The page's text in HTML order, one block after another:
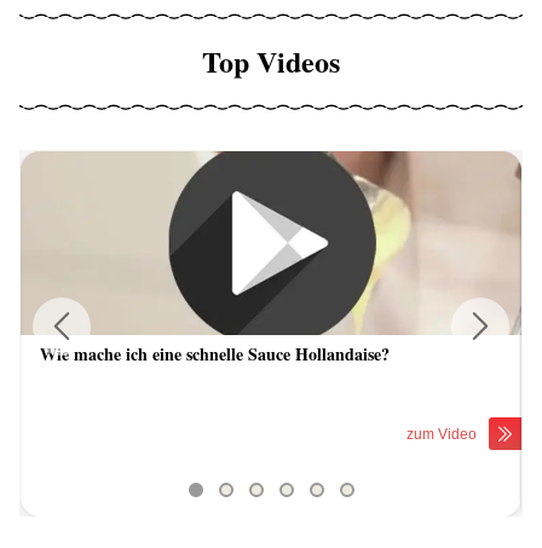
Top Videos
Wie mache ich eine schnelle Sauce Hollandaise?
zum Video
Previous